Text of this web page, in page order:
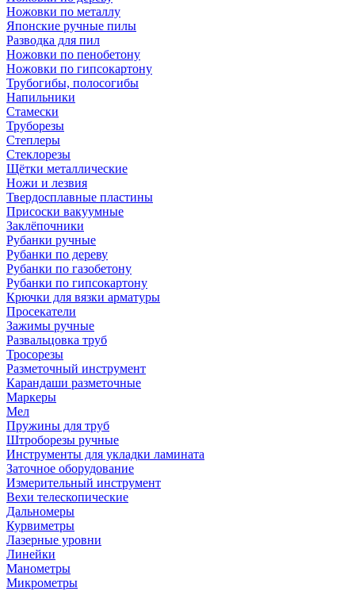
Ножовки по металлу
Японские ручные пилы
Разводка для пил
Ножовки по пенобетону
Ножовки по гипсокартону
Трубогибы, полосогибы
Напильники
Стамески
Труборезы
Степлеры
Стеклорезы
Щётки металлические
Ножи и лезвия
Твердосплавные пластины
Присоски вакуумные
Заклёпочники
Рубанки ручные
Рубанки по дереву
Рубанки по газобетону
Рубанки по гипсокартону
Крючки для вязки арматуры
Просекатели
Зажимы ручные
Развальцовка труб
Тросорезы
Разметочный инструмент
Карандаши разметочные
Маркеры
Мел
Пружины для труб
Штроборезы ручные
Инструменты для укладки ламината
Заточное оборудование
Измерительный инструмент
Вехи телескопические
Дальномеры
Курвиметры
Лазерные уровни
Линейки
Манометры
Микрометры